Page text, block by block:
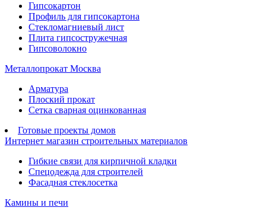
Гипсокартон
Профиль для гипсокартона
Стекломагниевый лист
Плита гипсостружечная
Гипсоволокно
Металлопрокат Москва
Арматура
Плоский прокат
Сетка сварная оцинкованная
Готовые проекты домов
Интернет магазин строительных материалов
Гибкие связи для кирпичной кладки
Спецодежда для строителей
Фасадная стеклосетка
Камины и печи